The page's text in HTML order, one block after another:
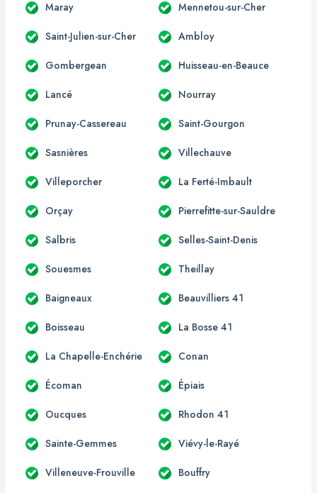
Maray Mennetou-sur-Cher
Saint-Julien-sur-Cher Ambloy
Gombergean Huisseau-en-Beauce
Lancé Nourray
Prunay-Cassereau Saint-Gourgon
Sasnières Villechauve
Villeporcher La Ferté-Imbault
Orçay Pierrefitte-sur-Sauldre
Salbris Selles-Saint-Denis
Souesmes Theillay
Baigneaux Beauvilliers 41
Boisseau La Bosse 41
La Chapelle-Enchérie Conan
Écoman Épiais
Oucques Rhodon 41
Sainte-Gemmes Viévy-le-Rayé
Villeneuve-Frouville Bouffry